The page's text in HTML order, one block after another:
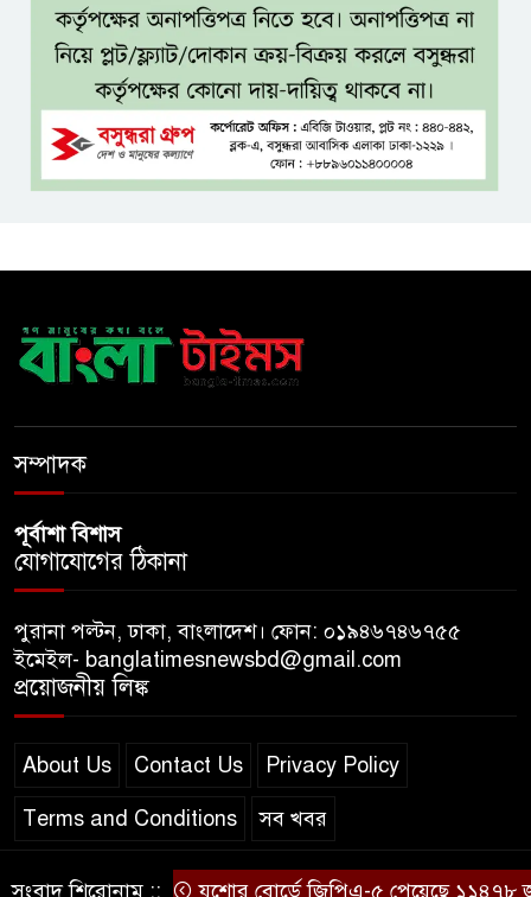
যশোর-ঢাকা প্রভাতী ট্রেন চালুসহ
রেলওয়ে জংশন উন্নয়নের দাবিতে
স্মারকলিপি
জনগণের ভাগ্য নিয়ে কাউকে
ছিনিমিনি খেলতে দেওয়া হবে না:
শ্রীমঙ্গলে বর্ণাঢ্য আয়োজনে
যশোরে ইন্টারন্যাশনাল পিস স্কুল
সম্পাদক
পূর্বাশা বিশাস
যোগাযোগের ঠিকানা
পুরানা পল্টন, ঢাকা, বাংলাদেশ। ফোন: ০১৯৪৬৭৪৬৭৫৫
ইমেইল- banglatimesnewsbd@gmail.com
প্রয়োজনীয় লিঙ্ক
About Us Contact Us Privacy Policy
Terms and Conditions সব খবর
সংবাদ শিরোনাম ::যশোর বোর্ডে জিপিএ-৫ পেয়েছে ১১৪৭৮ জন